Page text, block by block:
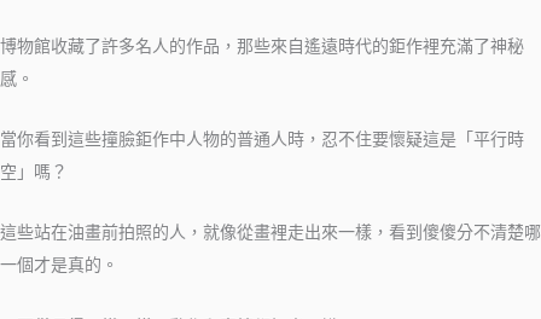
博物館收藏了許多名人的作品，那些來自遙遠時代的鉅作裡充滿了神秘
感。
當你看到這些撞臉鉅作中人物的普通人時，忍不住要懷疑這是「平行時
空」嗎？
這些站在油畫前拍照的人，就像從畫裡走出來一樣，看到傻傻分不清楚哪
一個才是真的。